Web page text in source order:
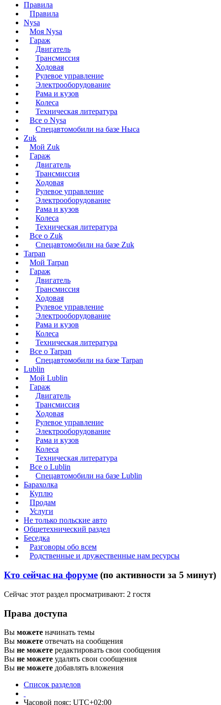
Правила
Правила
Nysa
Моя Nysa
Гараж
Двигатель
Трансмиссия
Ходовая
Рулевое управление
Электрооборудование
Рама и кузов
Колеса
Техническая литература
Все о Nysa
Спецавтомобили на базе Ныса
Zuk
Мой Zuk
Гараж
Двигатель
Трансмиссия
Ходовая
Рулевое управление
Электрооборудование
Рама и кузов
Колеса
Техническая литература
Все о Zuk
Спецавтомобили на базе Zuk
Tarpan
Мой Tarpan
Гараж
Двигатель
Трансмиссия
Ходовая
Рулевое управление
Электрооборудование
Рама и кузов
Колеса
Техническая литература
Все о Tarpan
Спецавтомобили на базе Tarpan
Lublin
Мой Lublin
Гараж
Двигатель
Трансмиссия
Ходовая
Рулевое управление
Электрооборудование
Рама и кузов
Колеса
Техническая литература
Все о Lublin
Спецавтомобили на базе Lublin
Барахолка
Куплю
Продам
Услуги
Не только польские авто
Общетехнический раздел
Беседка
Разговоры обо всем
Родственные и дружественные нам ресурсы
Кто сейчас на форуме (по активности за 5 минут)
Сейчас этот раздел просматривают: 2 гостя
Права доступа
Вы можете начинать темы
Вы можете отвечать на сообщения
Вы не можете редактировать свои сообщения
Вы не можете удалять свои сообщения
Вы не можете добавлять вложения
Список разделов
Часовой пояс: UTC+02:00